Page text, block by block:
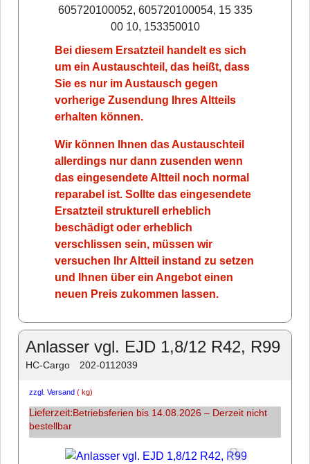
605720100052, 605720100054, 15 335
00 10, 153350010
Bei diesem Ersatzteil handelt es sich
um ein Austauschteil, das heißt, dass
Sie es nur im Austausch gegen
vorherige Zusendung Ihres Altteils
erhalten können.
Wir können Ihnen das Austauschteil
allerdings nur dann zusenden wenn
das eingesendete Altteil noch normal
reparabel ist. Sollte das eingesendete
Ersatzteil strukturell erheblich
beschädigt oder erheblich
verschlissen sein, müssen wir
versuchen Ihr Altteil instand zu setzen
und Ihnen über ein Angebot einen
neuen Preis zukommen lassen.
Anlasser vgl. EJD 1,8/12 R42, R99
HC-Cargo 202-0112039
zzgl. Versand kg
Lieferzeit: Betriebsferien bis 14.08.2026 – Derzeit nicht
bestellbar